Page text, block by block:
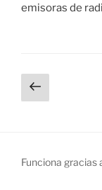
emisoras de
Paginación
de
Página
anterior
Funciona gracias